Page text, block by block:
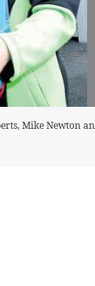
Mike Newton